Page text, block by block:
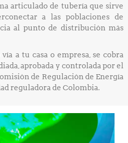
articulado de tubería que sirve
a las poblaciones de
al punto de distribución más
a tu casa o empresa, se cobra
aprobada y controlada por el
de Regulación de Energía
reguladora de Colombia.